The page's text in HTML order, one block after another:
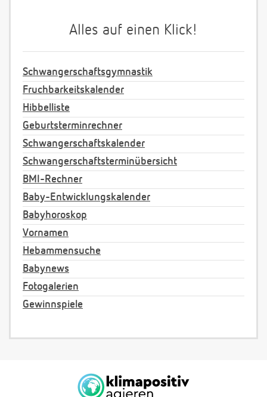
Alles auf einen Klick!
Schwangerschaftsgymnastik
Fruchbarkeitskalender
Hibbelliste
Geburtsterminrechner
Schwangerschaftskalender
Schwangerschaftsterminübersicht
BMI-Rechner
Baby-Entwicklungskalender
Babyhoroskop
Vornamen
Hebammensuche
Babynews
Fotogalerien
Gewinnspiele